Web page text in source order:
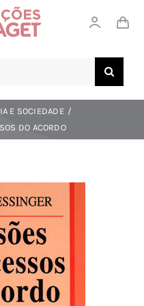
E SOCIEDADE
DO ACORDO